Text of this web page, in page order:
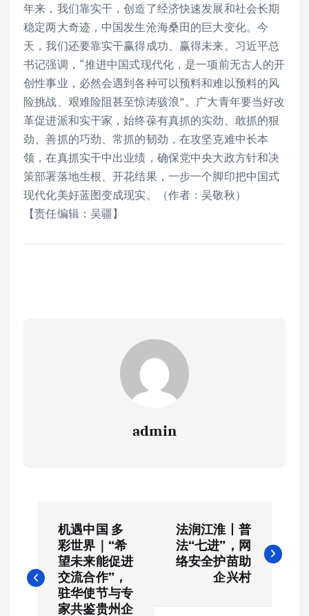
年来，我们靠实干，创造了经济快速发展和社会长期
稳定两大奇迹，中国发生沧海桑田的巨大变化。今
天，我们还要靠实干赢得成功、赢得未来。习近平总
书记强调，“推进中国式现代化，是一项前无古人的开
创性事业，必然会遇到各种可以预料和难以预料的风
险挑战、艰难险阻甚至惊涛骇浪”。广大青年要当好改
革促进派和实干家，始终葆有真抓的实劲、敢抓的狠
劲、善抓的巧劲、常抓的韧劲，在攻坚克难中长本
领，在真抓实干中出业绩，确保党中央大政方针和决
策部署落地生根、开花结果，一步一个脚印把中国式
现代化美好蓝图变成现实。（作者：吴敬秋）
【责任编辑：吴疆】
admin
导
机遇中国 多
彩世界｜“希
望未来能促进
交流合作”，
驻华使节与专
家共鉴贵州企
法润江淮丨普
法“七进”，网
络安全护苗助
企兴村